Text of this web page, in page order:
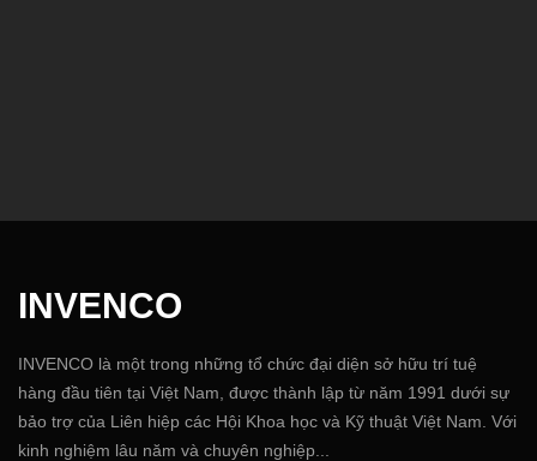
INVENCO
INVENCO là một trong những tổ chức đại diện sở hữu trí tuệ
hàng đầu tiên tại Việt Nam, được thành lập từ năm 1991 dưới sự
bảo trợ của Liên hiệp các Hội Khoa học và Kỹ thuật Việt Nam. Với
kinh nghiệm lâu năm và chuyên nghiệp...